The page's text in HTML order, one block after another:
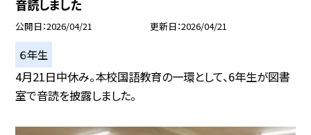
音読しました
公開日 2026/04/21 更新日 2026/04/21
６年生
4月21日中休み。本校国語教育の一環として、6年生が図書
室で音読を披露しました。